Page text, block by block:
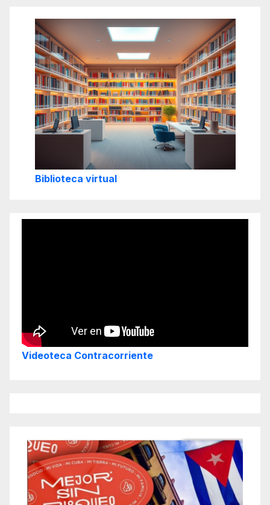
Biblioteca virtual
Videoteca Contracorriente